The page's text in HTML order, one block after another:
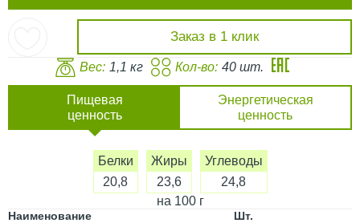
Заказ в 1 клик
Вес: 1,1 кг Кол-во: 40 шт.
Пищевая
ценность
Энергетическая
ценность
Белки
20,8
Жиры
23,6
Углеводы
24,8
на 100 г
Наименование
Шт.